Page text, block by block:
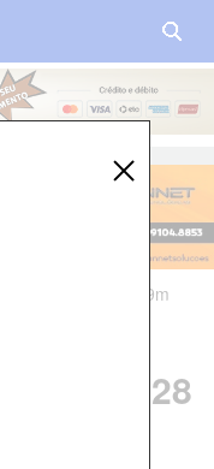
06/2026 às 06h39m
BR-428